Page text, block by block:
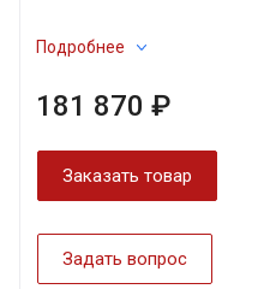
Подробнее
181 870 ₽
Заказать товар
Задать вопрос